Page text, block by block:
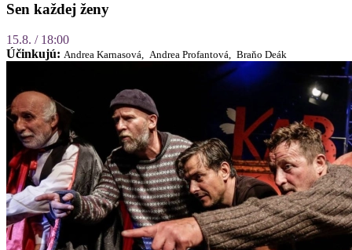
Sen každej ženy
15.8. / 18:00
Účinkujú: Andrea Karnasová, Andrea Profantová, Braňo Deák